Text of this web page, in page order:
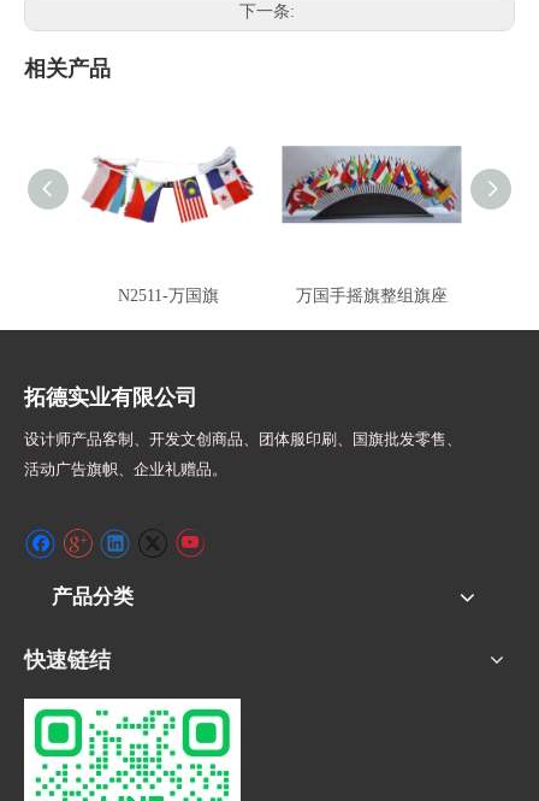
下一条:
相关产品
N2511-万国旗 万国手摇旗整组旗座
拓德实业有限公司
设计师产品客制、开发文创商品、团体服印刷、 国旗批发零售、
活动广告旗帜、 企业礼赠品。
产品分类
快速链结